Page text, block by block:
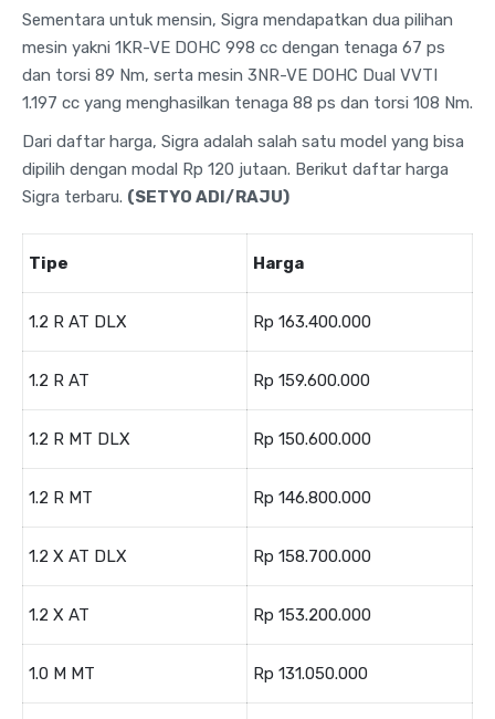
Sementara untuk mensin, Sigra mendapatkan dua pilihan
mesin yakni 1KR-VE DOHC 998 cc dengan tenaga 67 ps
dan torsi 89 Nm, serta mesin 3NR-VE DOHC Dual VVTI
1.197 cc yang menghasilkan tenaga 88 ps dan torsi 108 Nm.
Dari daftar harga, Sigra adalah salah satu model yang bisa
dipilih dengan modal Rp 120 jutaan. Berikut daftar harga
Sigra terbaru. (SETYO ADI/RAJU)
Tipe Harga
1.2 R AT DLX Rp 163.400.000
1.2 R AT Rp 159.600.000
1.2 R MT DLX Rp 150.600.000
1.2 R MT Rp 146.800.000
1.2 X AT DLX Rp 158.700.000
1.2 X AT Rp 153.200.000
1.0 M MT Rp 131.050.000